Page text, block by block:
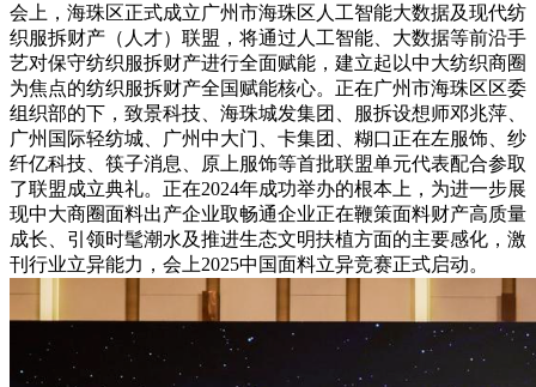
会上，海珠区正式成立广州市海珠区人工智能大数据及现代纺
织服拆财产（人才）联盟，将通过人工智能、大数据等前沿手
艺对保守纺织服拆财产进行全面赋能，建立起以中大纺织商圈
为焦点的纺织服拆财产全国赋能核心。正在广州市海珠区区委
组织部的下，致景科技、海珠城发集团、服拆设想师邓兆萍、
广州国际轻纺城、广州中大门、卡集团、糊口正在左服饰、纱
纤亿科技、筷子消息、原上服饰等首批联盟单元代表配合参取
了联盟成立典礼。正在2024年成功举办的根本上，为进一步展
现中大商圈面料出产企业取畅通企业正在鞭策面料财产高质量
成长、引领时髦潮水及推进生态文明扶植方面的主要感化，激
刊行业立异能力，会上2025中国面料立异竞赛正式启动。